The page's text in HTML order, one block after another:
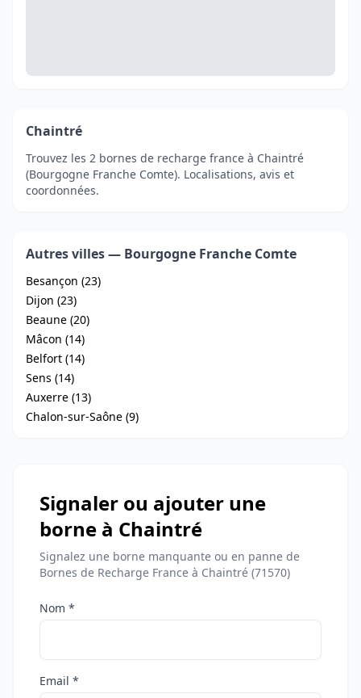
Chaintré
Trouvez les 2 bornes de recharge france à Chaintré
(Bourgogne Franche Comte). Localisations, avis et
coordonnées.
Autres villes — Bourgogne Franche Comte
Besançon (23)
Dijon (23)
Beaune (20)
Mâcon (14)
Belfort (14)
Sens (14)
Auxerre (13)
Chalon-sur-Saône (9)
Signaler ou ajouter une
borne à Chaintré
Signalez une borne manquante ou en panne de
Bornes de Recharge France à Chaintré (71570)
Nom *
Email *